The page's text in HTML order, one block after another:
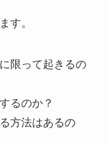
す。
限って起きるの
るのか？
方法はあるの